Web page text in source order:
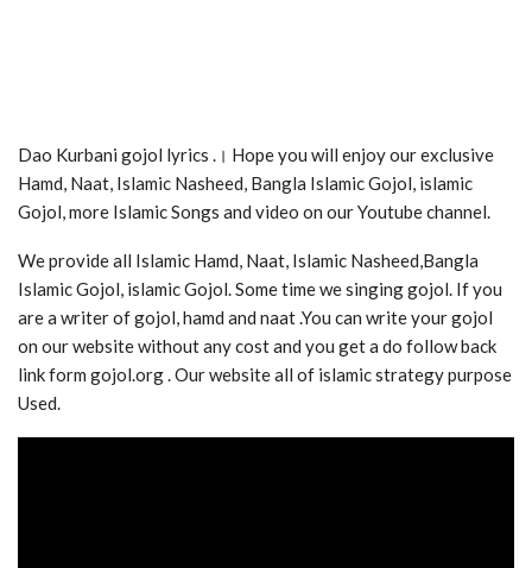
Dao Kurbani gojol lyrics .। Hope you will enjoy our exclusive
Hamd, Naat, Islamic Nasheed, Bangla Islamic Gojol, islamic
Gojol, more Islamic Songs and video on our Youtube channel.
We provide all Islamic Hamd, Naat, Islamic Nasheed,Bangla
Islamic Gojol, islamic Gojol. Some time we singing gojol. If you
are a writer of gojol, hamd and naat .You can write your gojol
on our website without any cost and you get a do follow back
link form gojol.org . Our website all of islamic strategy purpose
Used.